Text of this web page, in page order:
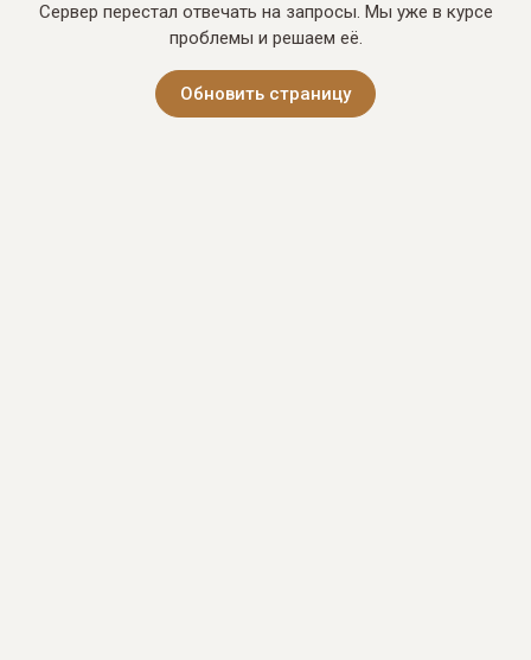
Сервер перестал отвечать на запросы. Мы уже в курсе
проблемы и решаем её.
Обновить страницу